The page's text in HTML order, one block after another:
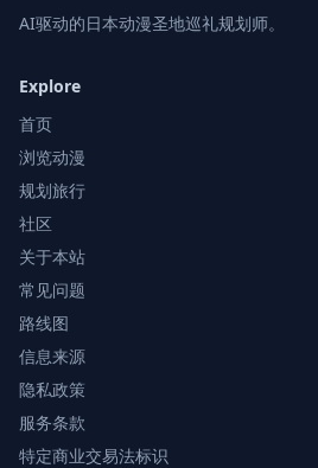
AI驱动的日本动漫圣地巡礼规划师。
Explore
首页
浏览动漫
规划旅行
社区
关于本站
常见问题
路线图
信息来源
隐私政策
服务条款
特定商业交易法标识